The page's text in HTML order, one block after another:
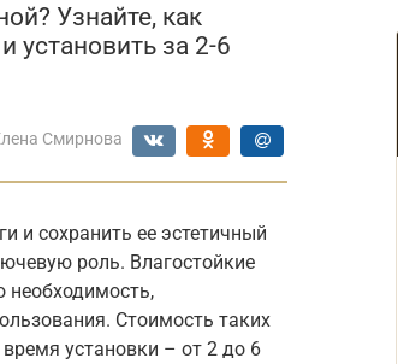
Узнайте, как
установить за 2-6
Смирнова
и сохранить ее эстетичный
роль. Влагостойкие
необходимость,
Стоимость таких
установки – от 2 до 6